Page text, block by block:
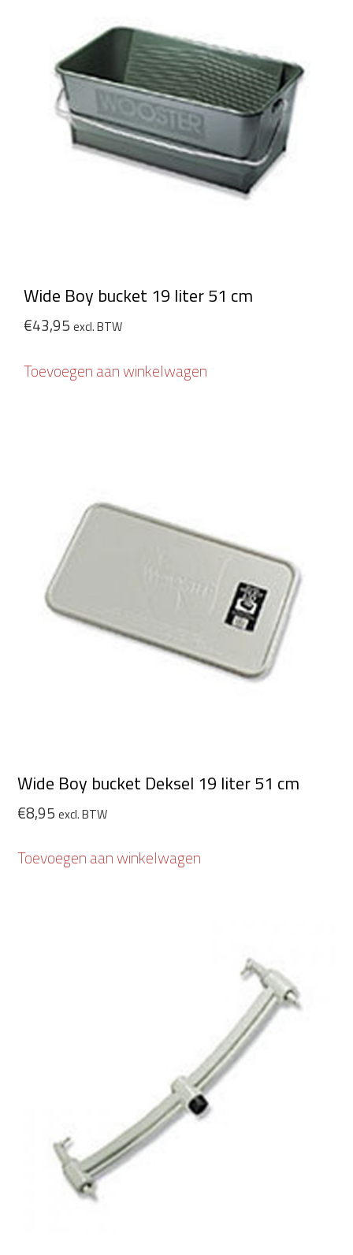
Wide Boy bucket 19 liter 51 cm
€43,95 excl. BTW
Toevoegen aan winkelwagen
Wide Boy bucket Deksel 19 liter 51 cm
€8,95 excl. BTW
Toevoegen aan winkelwagen